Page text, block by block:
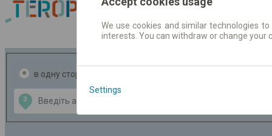
Розклади руху
в одну сторону
З
Data CC-BY-SA
OpenStreetMap
GeoLite data by
We use cookies and similar technologies
interests. You can withdraw or change
Settings